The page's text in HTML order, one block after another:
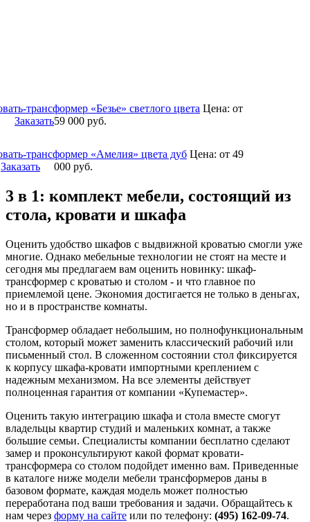
трансформер «Безье» светлого цвета Цена: от
59 000руб.
Заказать
трансформер «Амелия» цвета дуб Цена: от 49
000руб.
Заказать
3 в 1: комплект мебели, состоящий из
стола, кровати и шкафа
Оценить удобство шкафов с выдвижной кроватью смогли уже
многие. Однако мебельные технологии не стоят на месте и
сегодня мы предлагаем вам оценить новинку: шкаф-
трансформер с кроватью и столом - и что главное по
приемлемой цене. Экономия достигается не только в деньгах,
но и в пространстве комнаты.
Трансформер обладает небольшим, но полнофункциональным
столом, который может заменить классический рабочий или
письменный стол. В сложенном состоянии стол фиксируется
к корпусу шкафа-кровати импортными креплением с
надежным механизмом. На все элементы действует
полноценная гарантия от компании «Купемастер».
Оценить такую интеграцию шкафа и стола вместе смогут
владельцы квартир студий и маленьких комнат, а также
большие семьи. Специалисты компании бесплатно сделают
замер и проконсультируют какой формат кровати-
трансформера со столом подойдет именно вам. Приведенные
в каталоге ниже модели мебели трансформеров даны в
базовом формате, каждая модель может полностью
переработана под ваши требования и задачи. Обращайтесь к
нам через форму на сайте или по телефону: (495) 162-09-74.